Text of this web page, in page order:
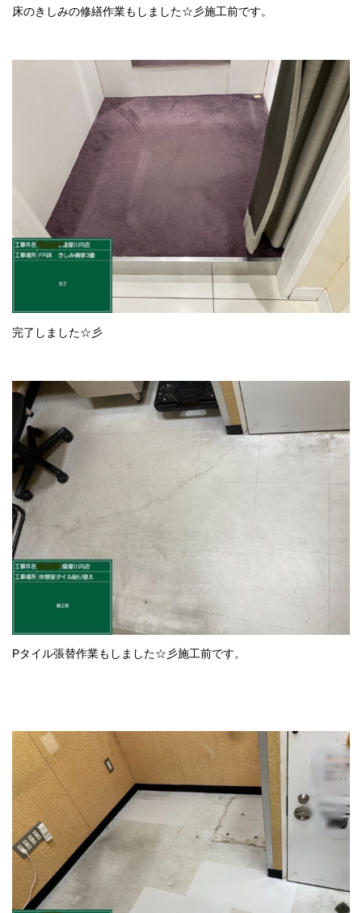
床のきしみの修繕作業もしました☆彡施工前です。
完了しました☆彡
Pタイル張替作業もしました☆彡施工前です。